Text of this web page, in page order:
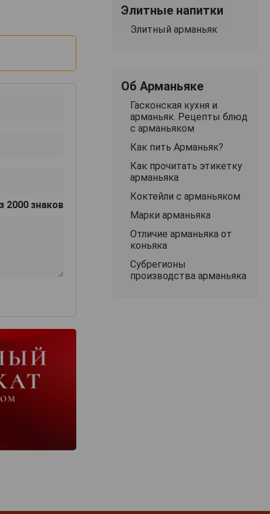
2000 знаков
Элитные напитки
Элитный арманьяк
Об Арманьяке
Гасконская кухня и
арманьяк. Рецепты блюд
с арманьяком
Как пить Арманьяк?
Как прочитать этикетку
арманьяка
Коктейли с арманьяком
Марки арманьяка
Отличие арманьяка от
коньяка
Субрегионы
производства арманьяка